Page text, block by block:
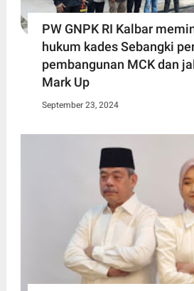
PW GNPK RI Kalbar
hukum kades Sebangki
pembangunan MCK dan
Mark Up
September 23, 2024